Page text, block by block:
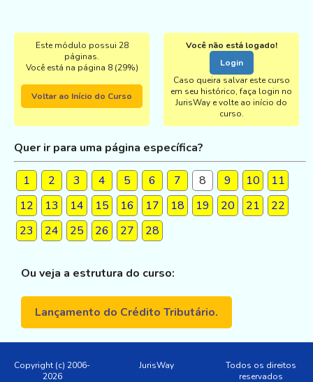
Este módulo possui 28
páginas.
Você está na página 8 (29%)
Voltar ao Início do Curso
Você não está logado!
Login
Caso queira salvar este curso
em seu histórico, faça login no
JurisWay e volte ao início do
curso.
Quer ir para uma página específica?
1 2 3 4 5 6 7 8 9 10
11
12
13 14 15 16 17 18 19 20 21
22
23
24 25 26 27 28
Ou veja a estrutura do curso:
Lançamento do Crédito Tributário.
Copyright (c) 2006-
2026
JurisWay
Todos os direitos
reservados